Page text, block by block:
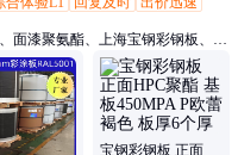
面漆聚氨酯、上海宝钢彩钢板、黄
彩钢板、宝钢氟碳彩钢板、PVDF
耐候彩钢板、HDP彩钢板、宝钢彩
彩涂板、河钢氟碳彩钢板、烨辉彩
彩钢板、宝钢黄石氟碳彩钢板、
宝钢高耐候彩钢卷宝钢彩钢板 正面